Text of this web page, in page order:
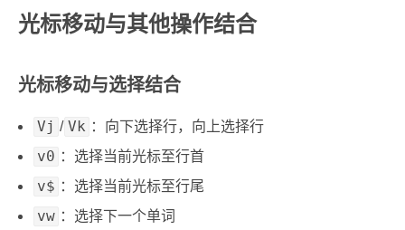
光标移动与其他操作结合
光标移动与选择结合
Vj / Vk ：向下选择行，向上选择行
v0 ：选择当前光标至行首
v$ ：选择当前光标至行尾
vw ：选择下一个单词